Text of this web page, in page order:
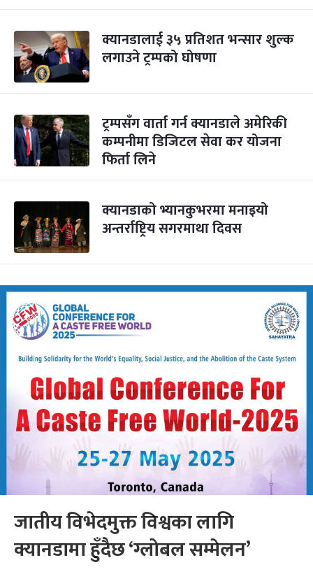
क्यानडालाई ३५ प्रतिशत भन्सार शुल्क
लगाउने ट्रम्पको घोषणा
ट्रम्पसँग वार्ता गर्न क्यानडाले अमेरिकी
कम्पनीमा डिजिटल सेवा कर योजना
फिर्ता लिने
क्यानडाको भ्यानकुभरमा मनाइयो
अन्तर्राष्ट्रिय सगरमाथा दिवस
जातीय विभेदमुक्त विश्वका लागि
क्यानडामा हुँदैछ ‘ग्लोबल सम्मेलन’